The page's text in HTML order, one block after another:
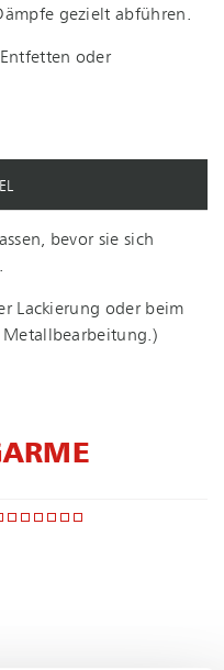
gezielt abführen.
oder
bevor sie sich
Lackierung oder beim